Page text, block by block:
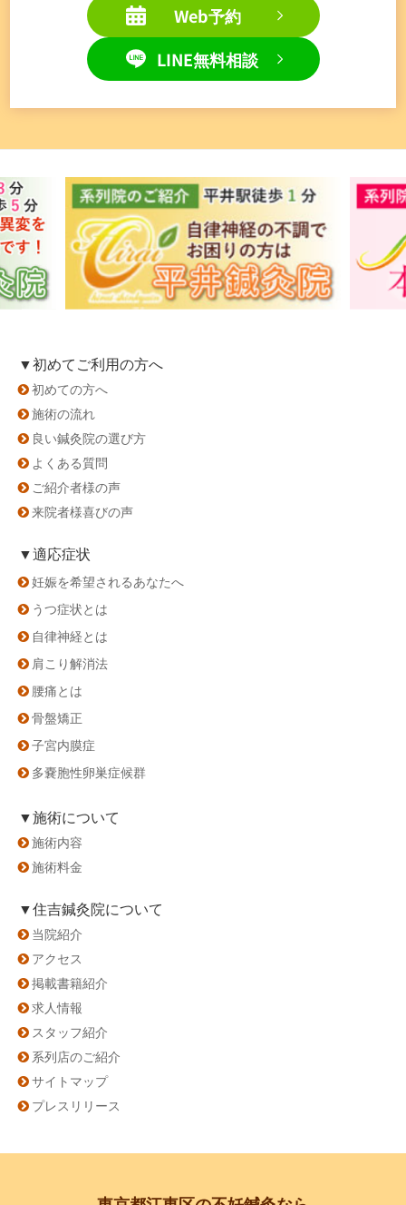
Web予約
LINE無料相談
▼初めてご利用の方へ
初めての方へ
施術の流れ
良い鍼灸院の選び方
よくある質問
ご紹介者様の声
来院者様喜びの声
▼適応症状
妊娠を希望されるあなたへ
うつ症状とは
自律神経とは
肩こり解消法
腰痛とは
骨盤矯正
子宮内膜症
多嚢胞性卵巣症候群
▼施術について
施術内容
施術料金
▼住吉鍼灸院について
当院紹介
アクセス
掲載書籍紹介
求人情報
スタッフ紹介
系列店のご紹介
サイトマップ
プレスリリース